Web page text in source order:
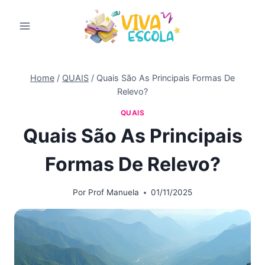
para
Home / QUAIS / Quais São As Principais Formas De
Relevo?
QUAIS
Quais São As Principais
Formas De Relevo?
Por Prof Manuela 01/11/2025